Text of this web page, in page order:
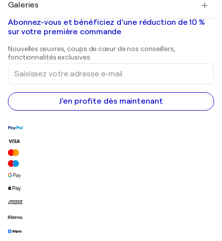
Banksy
Mr. Brainwash
Shepard Fairey
Tableaux abstraits à vendre
Peintures de paysage
Estampes
Peintures acryliques
Galeries
Galeries d'art en France
Galeries d'art en Belgique
Abonnez-vous et bénéficiez d’une réduction de 10 %
sur votre première commande
Nouvelles œuvres, coups de cœur de nos conseillers,
fonctionnalités exclusives.
Saisissez
votre
adresse
e-
mail
J'en profite dès maintenant